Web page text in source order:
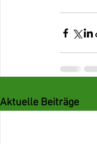
Aktuelle Beiträge